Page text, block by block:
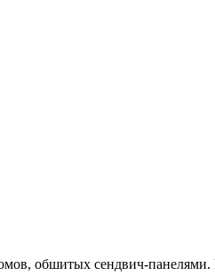
обшитых сендвич-